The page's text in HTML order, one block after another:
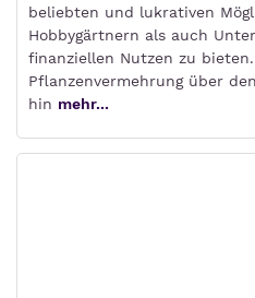
beliebten und lukrativen
Hobbygärtnern als auch
finanziellen Nutzen zu
Pflanzenvermehrung über
hin mehr...